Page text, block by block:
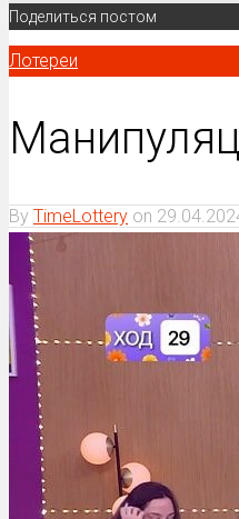
Поделиться постом
Лотереи
By TimeLottery on